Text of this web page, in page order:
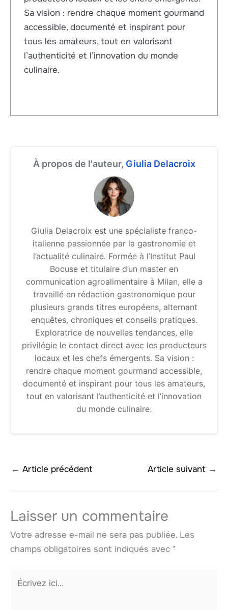
Sa vision : rendre chaque moment gourmand
accessible, documenté et inspirant pour
tous les amateurs, tout en valorisant
l’authenticité et l’innovation du monde
culinaire.
À propos de l'auteur, Giulia Delacroix
Giulia Delacroix est une spécialiste franco-
italienne passionnée par la gastronomie et
l’actualité culinaire. Formée à l’Institut Paul
Bocuse et titulaire d’un master en
communication agroalimentaire à Milan, elle a
travaillé en rédaction gastronomique pour
plusieurs grands titres européens, alternant
enquêtes, chroniques et conseils pratiques.
Exploratrice de nouvelles tendances, elle
privilégie le contact direct avec les producteurs
locaux et les chefs émergents. Sa vision :
rendre chaque moment gourmand accessible,
documenté et inspirant pour tous les amateurs,
tout en valorisant l’authenticité et l’innovation
du monde culinaire.
← Article précédent Article suivant →
Laisser un commentaire
Votre adresse e-mail ne sera pas publiée. Les
champs obligatoires sont indiqués avec *
Écrivez